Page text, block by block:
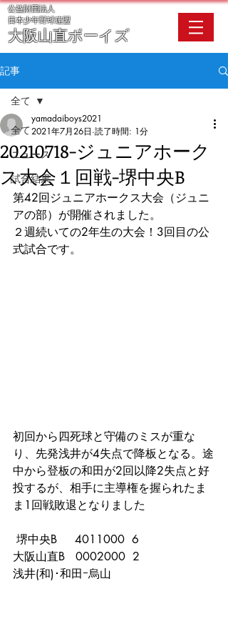
公益財団法人
​日本少年野球連盟
大阪山直ボーイズ
記事
全て
ニュース
試合結果
全て
20210718-ジュニアホーク
ス大会１回戦-堺中央B
yamadaiboys2021
2021年7月26日 読了時間: 1分
第42回ジュニアホークス大会（ジュニ
アの部）が開催されました。
２週続いての2年生の大会！3回目の公
式試合です。
初回から四死球と守備のミスが重な
り、先発浅井が4失点で降板となる。途
中から登板の和田が2回以降2失点と好
投するが、相手に主導権を握られたま
ま1回戦敗退となりました
堺中央B     4011000  6
大阪山直B   0002000  2
浅井(和)･和田ｰ烏山